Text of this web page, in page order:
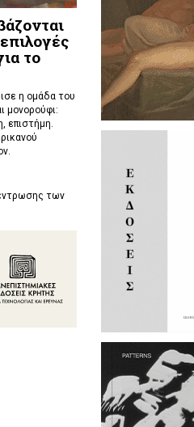
το
η ομάδα του
μονορούφι:
επιστήμη.
των